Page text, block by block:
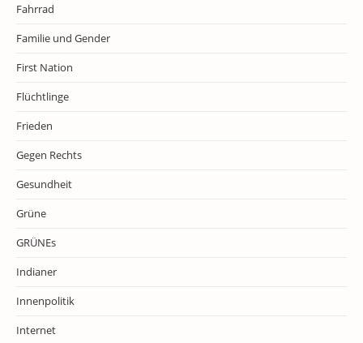
Fahrrad
Familie und Gender
First Nation
Flüchtlinge
Frieden
Gegen Rechts
Gesundheit
Grüne
GRÜNEs
Indianer
Innenpolitik
Internet